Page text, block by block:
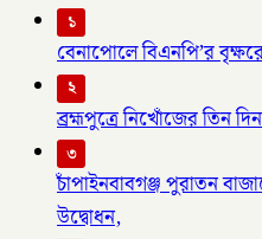
১
বেনাপোলে বিএনপি’র
২
ব্রহ্মপুত্রে নিখোঁজের তিন
৩
চাঁপাইনবাবগঞ্জ পুরাতন
উদ্বোধন,